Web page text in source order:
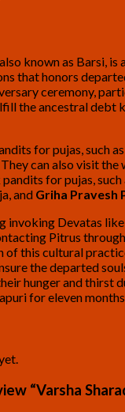
, also known as Barsi,
that honors
ceremony,
the ancestral debt
for pujas, such
can also visit the
for pujas, such
and Griha Pravesh
invoking Devatas like
Pitrus
of this cultural
the departed
hunger and thirst
for eleven months.
“Varsha